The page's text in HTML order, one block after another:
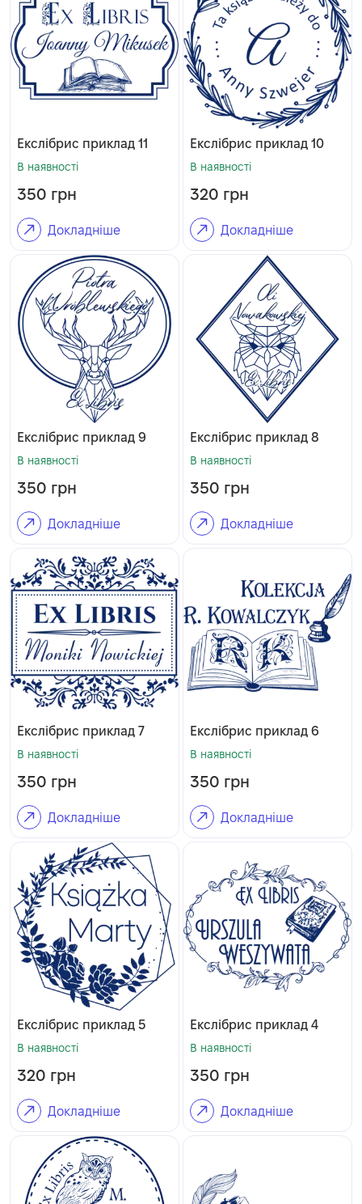
Екслібрис приклад 11
В наявності
350 грн
Докладніше
Екслібрис приклад 10
В наявності
320 грн
Докладніше
Екслібрис приклад 9
В наявності
350 грн
Докладніше
Екслібрис приклад 8
В наявності
350 грн
Докладніше
Екслібрис приклад 7
В наявності
350 грн
Докладніше
Екслібрис приклад 6
В наявності
350 грн
Докладніше
Екслібрис приклад 5
В наявності
320 грн
Докладніше
Екслібрис приклад 4
В наявності
350 грн
Докладніше